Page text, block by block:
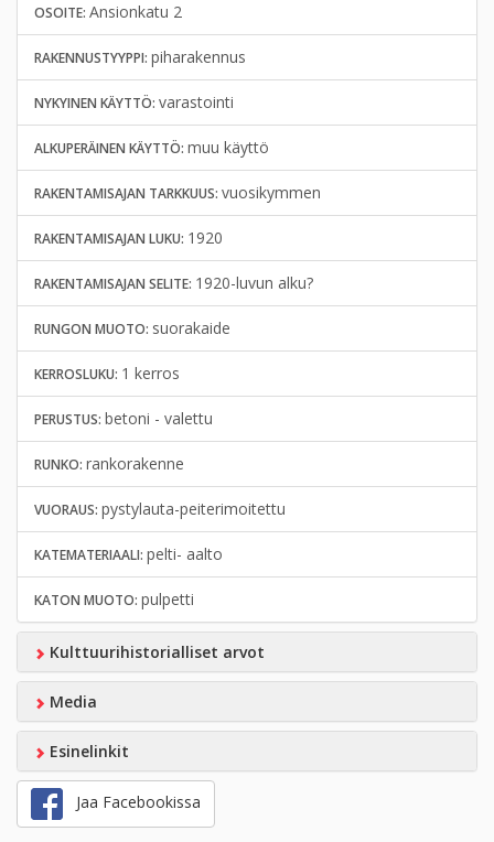
OSOITE: Ansionkatu 2
RAKENNUSTYYPPI: piharakennus
NYKYINEN KÄYTTÖ: varastointi
ALKUPERÄINEN KÄYTTÖ: muu käyttö
RAKENTAMISAJAN TARKKUUS: vuosikymmen
RAKENTAMISAJAN LUKU: 1920
RAKENTAMISAJAN SELITE: 1920-luvun alku?
RUNGON MUOTO: suorakaide
KERROSLUKU: 1 kerros
PERUSTUS: betoni - valettu
RUNKO: rankorakenne
VUORAUS: pystylauta-peiterimoitettu
KATEMATERIAALI: pelti- aalto
KATON MUOTO: pulpetti
Kulttuurihistorialliset arvot
Media
Esinelinkit
Jaa Facebookissa